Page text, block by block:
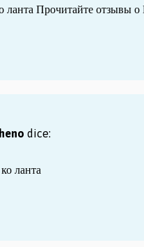
ланта Прочитайте отзывы о
dice:
ко ланта